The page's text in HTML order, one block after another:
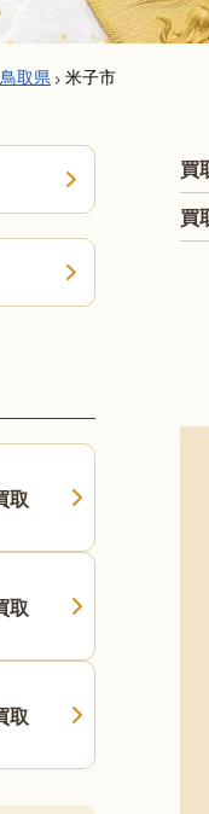
鳥取県 > 米子市
買
買
取
取
取